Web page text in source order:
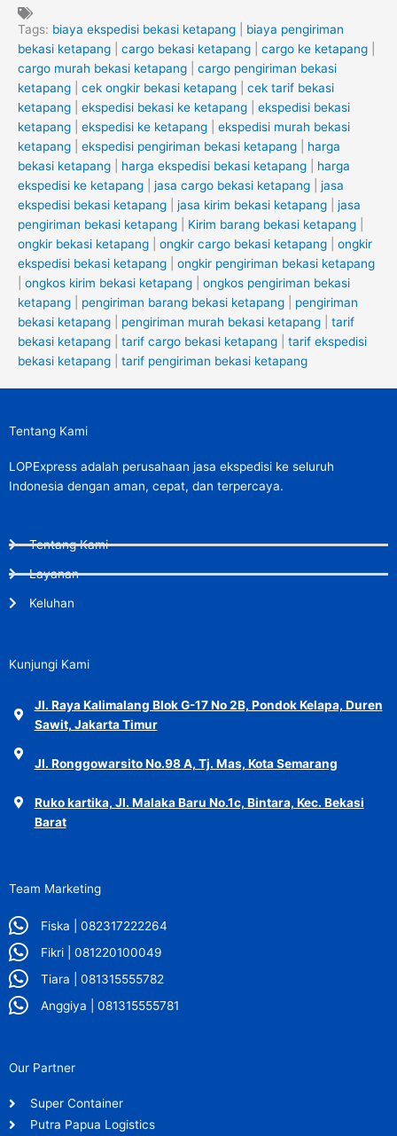
Tags: biaya ekspedisi bekasi ketapang
biaya pengiriman
bekasi ketapang
cargo bekasi ketapang cargo ke ketapang
cargo murah bekasi ketapang
cargo pengiriman bekasi
ketapang
cek ongkir bekasi ketapang
cek tarif bekasi
ketapang
ekspedisi bekasi ke ketapang
ekspedisi bekasi
ketapang
ekspedisi ke ketapang
ekspedisi murah bekasi
ketapang
ekspedisi pengiriman bekasi ketapang
harga
bekasi ketapang
harga ekspedisi bekasi ketapang
harga
ekspedisi ke ketapang
jasa cargo bekasi ketapang
jasa
ekspedisi bekasi ketapang
jasa kirim bekasi ketapang
jasa
pengiriman bekasi ketapang
Kirim barang bekasi ketapang
ongkir bekasi ketapang
ongkir cargo bekasi ketapang
ongkir
ekspedisi bekasi ketapang
ongkir pengiriman bekasi ketapang
ongkos kirim bekasi ketapang
ongkos pengiriman bekasi
ketapang
pengiriman barang bekasi ketapang
pengiriman
bekasi ketapang
pengiriman murah bekasi ketapang
tarif
bekasi ketapang
tarif cargo bekasi ketapang
tarif ekspedisi
bekasi ketapang
tarif pengiriman bekasi ketapang
Tentang Kami
LOPExpress adalah perusahaan jasa ekspedisi ke seluruh
Indonesia dengan aman, cepat, dan terpercaya.
Tentang Kami
Layanan
Keluhan
Kunjungi Kami
Jl. Raya Kalimalang Blok G-17 No 2B, Pondok Kelapa, Duren
Sawit, Jakarta Timur
Jl. Ronggowarsito No.98 A, Tj. Mas, Kota Semarang
Ruko kartika, Jl. Malaka Baru No.1c, Bintara, Kec. Bekasi
Barat
Team Marketing
Fiska | 082317222264
Fikri | 081220100049
Tiara | 081315555782
Anggiya | 081315555781
Our Partner
Super Container
Putra Papua Logistics